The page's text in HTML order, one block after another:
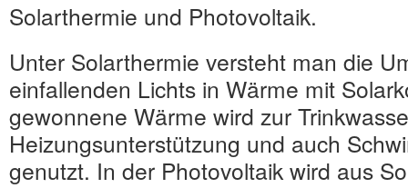
Solarthermie und Photovoltaik.
Unter Solarthermie versteht man die
einfallenden Lichts in Wärme mit
gewonnene Wärme wird zur
Heizungsunterstützung und auch
genutzt. In der Photovoltaik wird aus